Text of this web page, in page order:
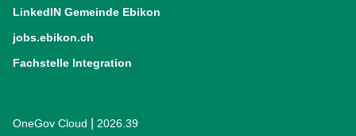
LinkedIN Gemeinde Ebikon
jobs.ebikon.ch
Fachstelle Integration
OneGov Cloud (External Link)
2026.39